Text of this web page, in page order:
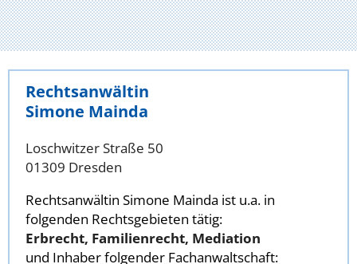
Rechtsanwältin
Simone Mainda
Loschwitzer Straße 50
01309 Dresden
Rechtsanwältin Simone Mainda ist u.a. in
folgenden Rechtsgebieten tätig:
Erbrecht, Familienrecht, Mediation
und Inhaber folgender Fachanwaltschaft: